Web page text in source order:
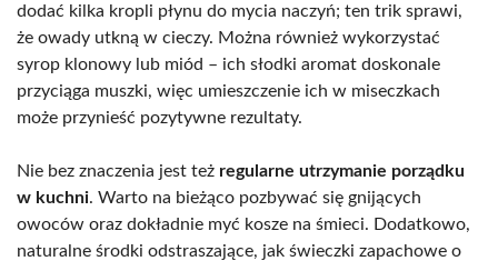
dodać kilka kropli płynu do mycia naczyń; ten trik sprawi,
że owady utkną w cieczy. Można również wykorzystać
syrop klonowy lub miód – ich słodki aromat doskonale
przyciąga muszki, więc umieszczenie ich w miseczkach
może przynieść pozytywne rezultaty.
Nie bez znaczenia jest też regularne utrzymanie porządku
w kuchni. Warto na bieżąco pozbywać się gnijących
owoców oraz dokładnie myć kosze na śmieci. Dodatkowo,
naturalne środki odstraszające, jak świeczki zapachowe o